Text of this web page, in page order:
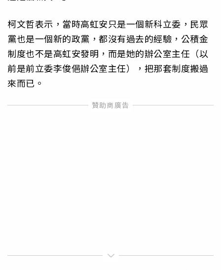
柯文哲表示，當時高虹安只是一個新科立委，民眾
黨也是一個新的政黨，都沒有過去的經驗，公積金
制度也不是高虹安發明，而是她的辦公室主任（以
前是前立委李俊俋辦公室主任），把那套制度搬過
來而已。